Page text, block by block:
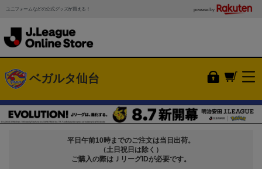
ユニフォームなどの公式グッズが買える！ powered by
ベガルタ仙台
平日午前10時までのご注文は当日出荷。
（土日祝日は除く）
ご購入の際はＪリーグIDが必要です。